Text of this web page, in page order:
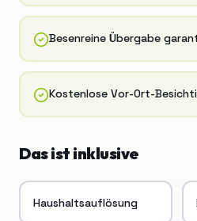
Besenreine Übergabe
Kostenlose Vor-Ort-
Das ist inklusive
Haushaltsauflösung